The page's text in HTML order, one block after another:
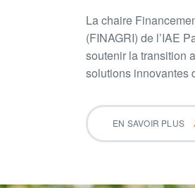
La chaire
(FINAGRI) de l’IAE
soutenir la transition
solutions innovantes
EN SAVOIR PLUS